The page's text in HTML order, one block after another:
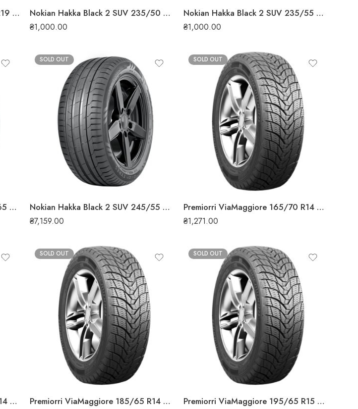
Nokian Hakka Black 2 255/35 ZR19 96Y XL літня шина Nokian Hakka Black 2 SUV 235/50 R19 99V літня шина
₴1,000.00
Nokian Hakka Black 2 SUV 235/55 R19 105W XL літня шина
₴1,000.00
Nokian Hakka Black 2 SUV 235/65 R18 110W XL літня шина
SOLD OUT
Nokian Hakka Black 2 SUV 245/55 R19 103V літня шина
₴7,159.00
SOLD OUT
Premiorri ViaMaggiore 165/70 R14 81T зимова шина
₴1,271.00
Premiorri ViaMaggiore 185/60 R14 82T зимова шина
SOLD OUT
Premiorri ViaMaggiore 185/65 R14 86T зимова шина
SOLD OUT
Premiorri ViaMaggiore 195/65 R15 91T зимова шина